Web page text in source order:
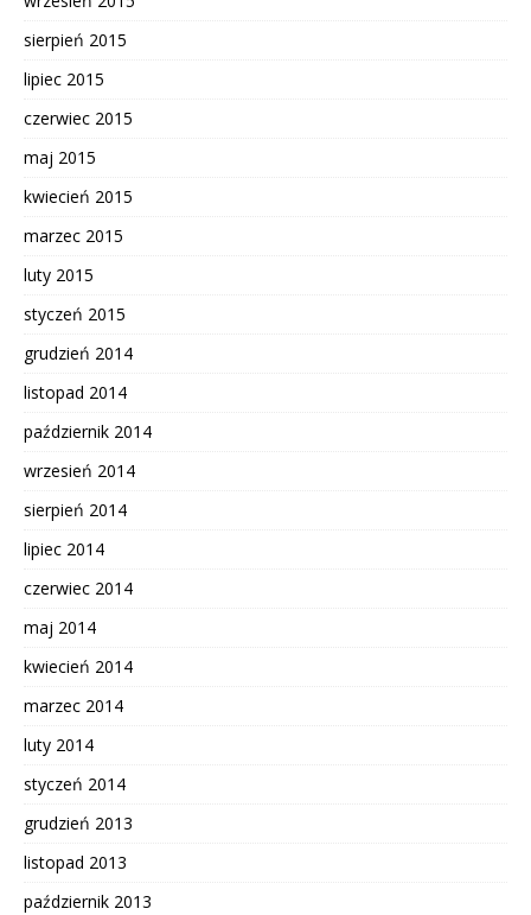
sierpień 2015
lipiec 2015
czerwiec 2015
maj 2015
kwiecień 2015
marzec 2015
luty 2015
styczeń 2015
grudzień 2014
listopad 2014
październik 2014
wrzesień 2014
sierpień 2014
lipiec 2014
czerwiec 2014
maj 2014
kwiecień 2014
marzec 2014
luty 2014
styczeń 2014
grudzień 2013
listopad 2013
październik 2013